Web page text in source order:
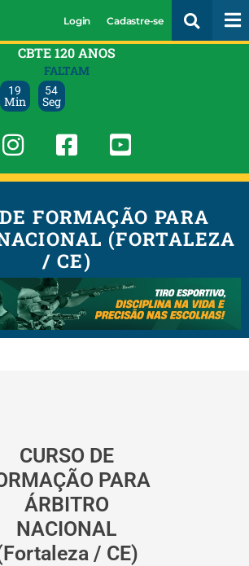
Login Cadastre-se
CBTE 120 ANOS
FALTAM
19
Min
53
Seg
FORMAÇÃO PARA
(FORTALEZA
/ CE)
CURSO DE
PARA
ÁRBITRO
NACIONAL
/ CE)